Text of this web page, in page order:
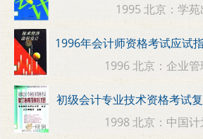
1995 北京：学
1996年会计师资格考试应试
1996 北京：企业
初级会计专业技术资格考试
1998 北京：中国